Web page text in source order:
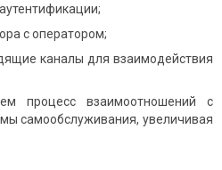
с оператором;
каналы для взаимодействия
процесс взаимоотношений с
самообслуживания, увеличивая